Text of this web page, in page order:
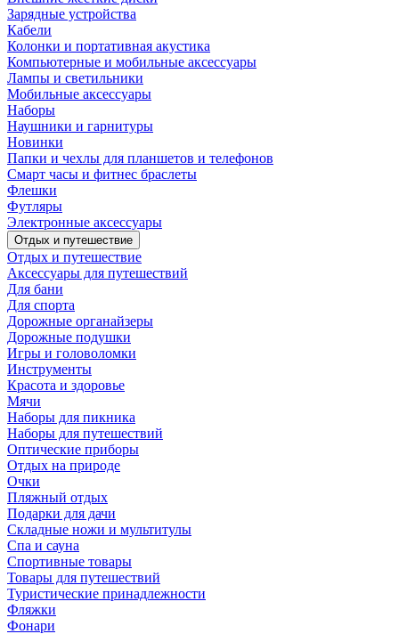
Зарядные устройства
Кабели
Колонки и портативная акустика
Компьютерные и мобильные аксессуары
Лампы и светильники
Мобильные аксессуары
Наборы
Наушники и гарнитуры
Новинки
Папки и чехлы для планшетов и телефонов
Смарт часы и фитнес браслеты
Флешки
Футляры
Электронные аксессуары
Отдых и путешествие
Отдых и путешествие
Аксессуары для путешествий
Для бани
Для спорта
Дорожные органайзеры
Дорожные подушки
Игры и головоломки
Инструменты
Красота и здоровье
Мячи
Наборы для пикника
Наборы для путешествий
Оптические приборы
Отдых на природе
Очки
Пляжный отдых
Подарки для дачи
Складные ножи и мультитулы
Спа и сауна
Спортивные товары
Товары для путешествий
Туристические принадлежности
Фляжки
Фонари